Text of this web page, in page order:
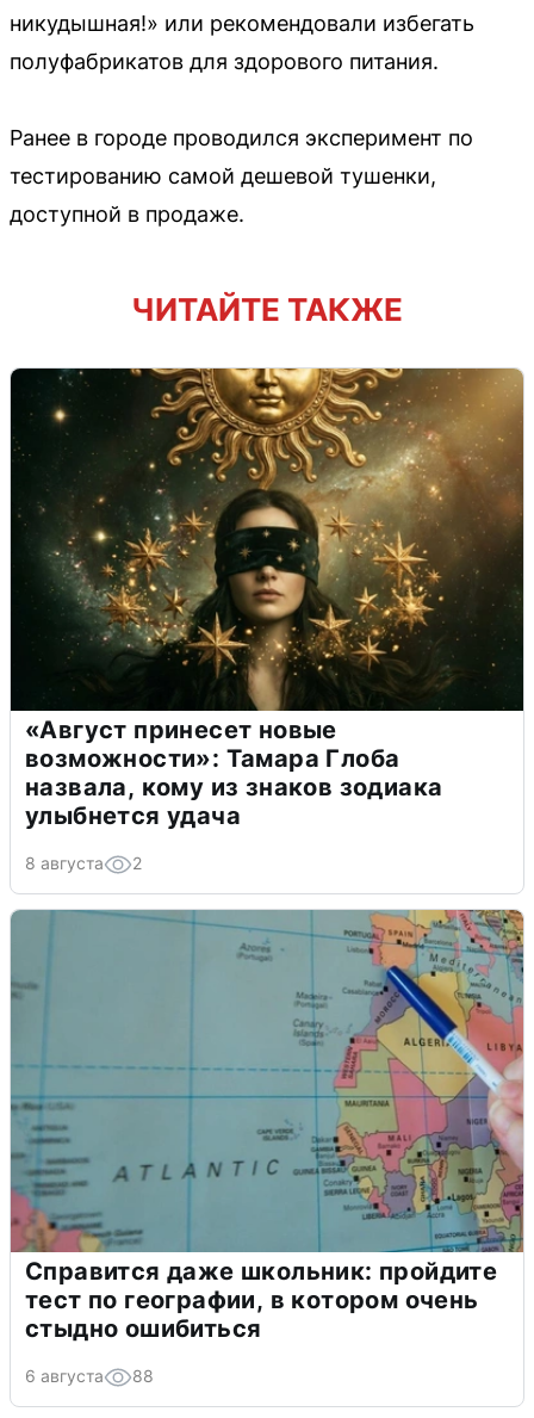
никудышная!» или рекомендовали избегать
полуфабрикатов для здорового питания.
Ранее в городе проводился эксперимент по
тестированию самой дешевой тушенки,
доступной в продаже.
ЧИТАЙТЕ ТАКЖЕ
«Август принесет новые
возможности»: Тамара Глоба
назвала, кому из знаков зодиака
улыбнется удача
8 августа 2
Справится даже школьник: пройдите
тест по географии, в котором очень
стыдно ошибиться
6 августа 88